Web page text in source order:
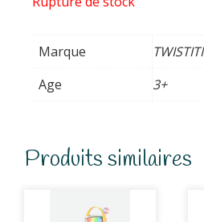
Marque
TWISTITI
Age
3+
Produits similaires